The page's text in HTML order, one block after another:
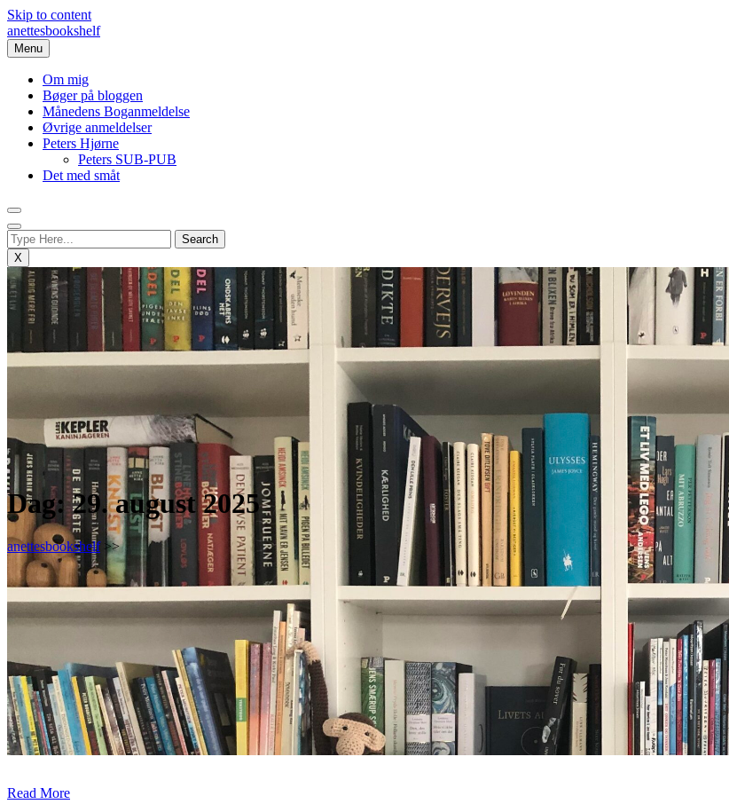
Skip to content
anettesbookshelf
Menu
Om mig
Bøger på bloggen
Månedens Boganmeldelse
Øvrige anmeldelser
Peters Hjørne
Peters SUB-PUB
Det med småt
X
Dag:29. august 2025
anettesbookshelf>>
Read More